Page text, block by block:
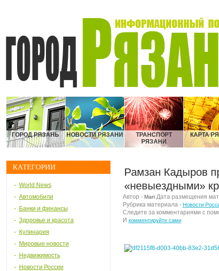
ГОРОД РЯЗАНЬ НОВОСТИ РЯЗАНИ
ТРАНСПОРТ
РЯЗАНИ
КАРТА
КАТЕГОРИИ
World News
Автомобили
Банки и финансы
Здоровье и красота
Кулинария
Мировые новости
Недвижимость
Новости России
Рамзан Кадыров
«невыездными»
Автор - MariДата размещения
Рубрика материала - Новости
Следите за комментариями с
И комментируйте сами